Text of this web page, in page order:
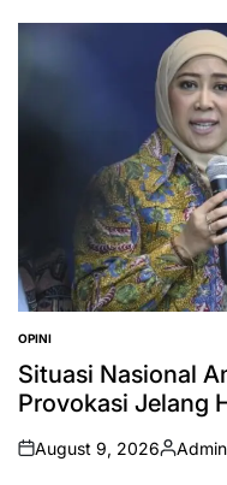
by
POSTED
IN
OPINI
Situasi Nasional
Provokasi Jelang
on
August 9, 2026
Posted
Admin